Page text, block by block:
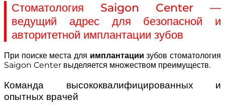
Стоматология Saigon Center —
ведущий адрес для безопасной и
авторитетной имплантации зубов
При поиске места для имплантации зубов стоматология
Saigon Center выделяется множеством преимуществ.
Команда высококвалифицированных и
опытных врачей